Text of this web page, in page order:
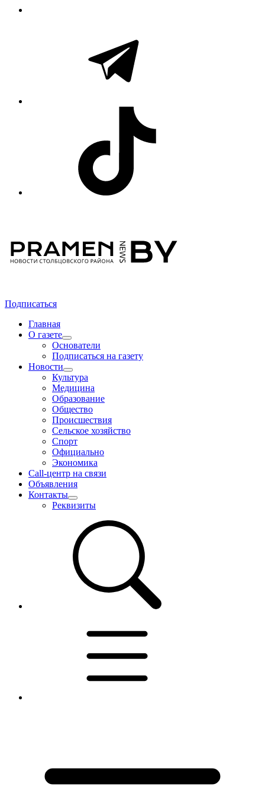
Подписаться
Главная
О газете
Основатели
Подписаться на газету
Новости
Культура
Медицина
Образование
Общество
Происшествия
Сельское хозяйство
Спорт
Официально
Экономика
Call-центр на связи
Объявления
Контакты
Реквизиты